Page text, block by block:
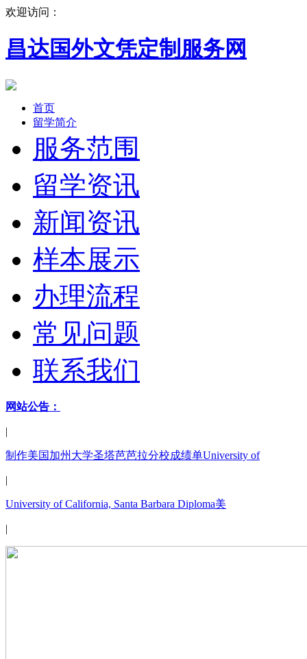
欢迎访问：
昌达国外文凭定制服务网
首页
留学简介
服务范围
留学资讯
新闻资讯
样本展示
办理流程
常见问题
联系我们
网站公告：
|
制作美国加州大学圣塔芭芭拉分校成绩单University of
|
University of California, Santa Barbara Diploma美
|